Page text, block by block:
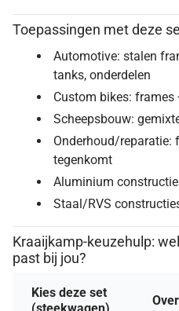
Toepassingen met deze
Automotive: stalen
tanks, onderdelen
Custom bikes:
Scheepsbouw:
Onderhoud/reparatie:
tegenkomt
Aluminium
Staal/RVS
Kraaijkamp-keuzehulp:
past bij jou?
Kies deze set